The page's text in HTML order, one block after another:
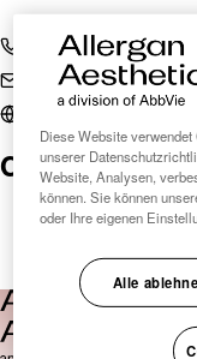
+41 44 380 14 00
praxis@the-clinic.ch
Clinic Finder
Diese Website
unserer
Website, Analysen,
können. Sie können
oder Ihre eigenen
Alle